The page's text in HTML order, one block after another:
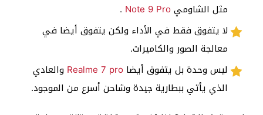
مثل الشاومي Note 9 Pro
.
لا يتفوق فقط في الأداء ولكن يتفوق أيضا في
معالجة الصور والكاميرات.
ليس وحدة بل يتفوق أيضا Realme 7 pro والعادي
الذي يأتي ببطارية جيدة وشاحن أسرع من الموجود.